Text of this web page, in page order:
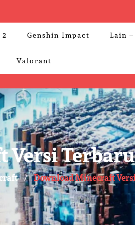
Genshin Impact Lain
Valorant
/ Download Minecraft